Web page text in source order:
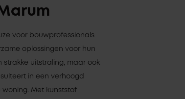
voor bouwprofessionals
oplossingen voor hun
strakke uitstraling, maar ook
in een verhoogd
Met kunststof